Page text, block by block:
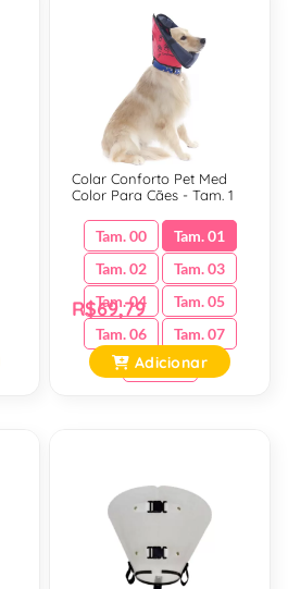
Colar Conforto Pet Med
Color Para Cães - Tam. 1
Tam. 00
Tam. 01
Tam. 02
Tam. 03
Tam. 04
Tam. 05
Tam. 06
Tam. 07
Tam. 08
R$69,79
Adicionar